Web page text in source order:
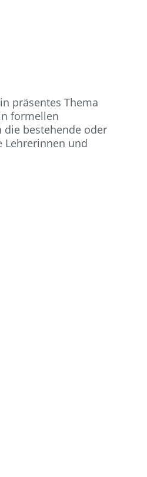
präsentes Thema
formellen
die bestehende oder
Lehrerinnen und